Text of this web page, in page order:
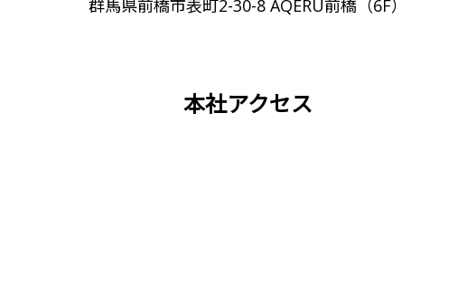
群馬県前橋市表町2-30-8 AQERU前橋（6F）
本社アクセス